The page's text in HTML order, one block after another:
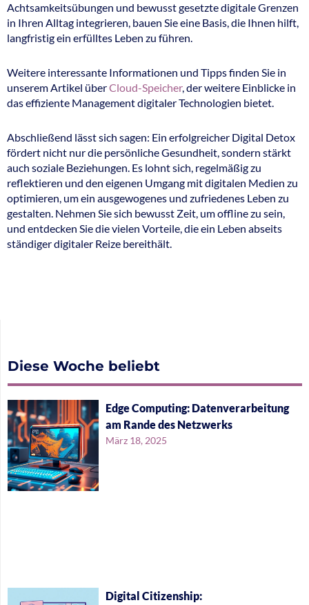
Achtsamkeitsübungen und bewusst gesetzte digitale Grenzen
in Ihren Alltag integrieren, bauen Sie eine Basis, die Ihnen hilft,
langfristig ein erfülltes Leben zu führen.
Weitere interessante Informationen und Tipps finden Sie in
unserem Artikel überCloud-Speicher, der weitere Einblicke in
das effiziente Management digitaler Technologien bietet.
Abschließend lässt sich sagen: Ein erfolgreicher Digital Detox
fördert nicht nur die persönliche Gesundheit, sondern stärkt
auch soziale Beziehungen. Es lohnt sich, regelmäßig zu
reflektieren und den eigenen Umgang mit digitalen Medien zu
optimieren, um ein ausgewogenes und zufriedenes Leben zu
gestalten. Nehmen Sie sich bewusst Zeit, um offline zu sein,
und entdecken Sie die vielen Vorteile, die ein Leben abseits
ständiger digitaler Reize bereithält.
Diese Woche beliebt
Edge Computing: Datenverarbeitung
am Rande des Netzwerks
März 18, 2025
Digital Citizenship: